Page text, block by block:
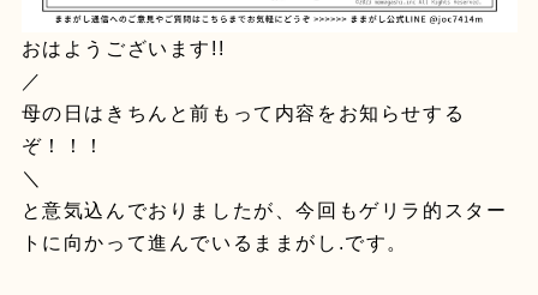
おはようございます!!
／
母の日はきちんと前もって内容をお知らせする
ぞ！！！
＼
と意気込んでおりましたが、今回もゲリラ的スター
トに向かって進んでいるままがし.です。